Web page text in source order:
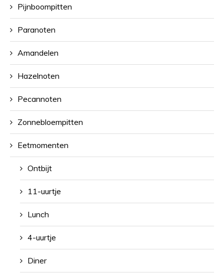
Pijnboompitten
Paranoten
Amandelen
Hazelnoten
Pecannoten
Zonnebloempitten
Eetmomenten
Ontbijt
11-uurtje
Lunch
4-uurtje
Diner